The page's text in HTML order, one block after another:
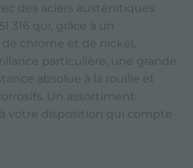
des aciers austénitiques
316 qui, grâce à un
chrome et de nickel,
particulière, une grande
absolue à la rouille et
Un assortiment
votre disposition qui compte